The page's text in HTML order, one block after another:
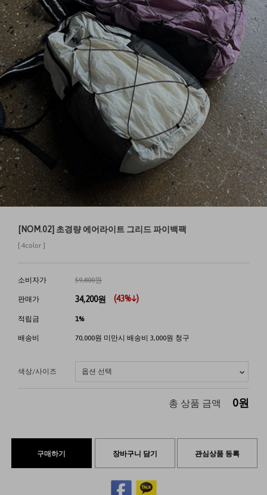
[NOM.02] 초경량 에어라이트 그리드 파이백팩
[ 4color ]
소비자가 59,800원
판매가 34,200원 (43%↓)
적립금 1%
배송비 70,000원 미만시 배송비 3,000원 청구
색상/사이즈
총 상품 금액 0원
구매하기 장바구니 담기 관심상품 등록